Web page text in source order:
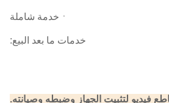
ㆍخدمة شاملة
خدمات ما بعد البيع: